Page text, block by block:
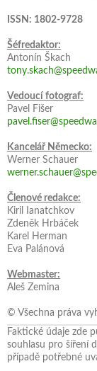
ISSN: 1802-9728
Šéfredaktor:
Antonín Škach
Vedoucí fotograf:
Pavel Fišer
Kancelář Německo:
Werner Schauer
Členové redakce:
Kiril Ianatchkov
Zdeněk Hrbáček
Karel Herman
Eva Palánová
Webmaster:
Aleš Zemina
© Všechna práva
Faktické údaje zde
souhlasu pro šíření
případě potřebné